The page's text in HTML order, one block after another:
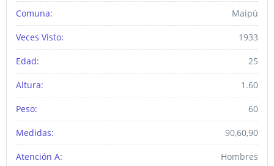
Comuna: Maipú
Veces Visto: 1933
Edad: 25
Altura: 1.60
Peso: 60
Medidas: 90,60,90
Atención A: Hombres